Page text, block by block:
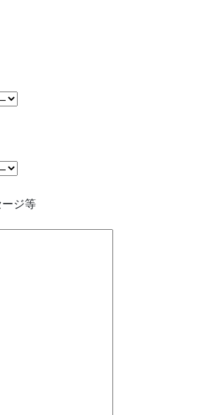
ジ等